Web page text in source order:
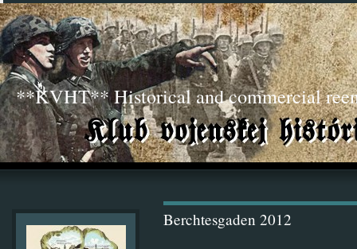
**KVHT** Historical and commercial
Berchtesgaden 2012